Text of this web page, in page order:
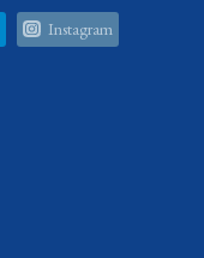
Instagram